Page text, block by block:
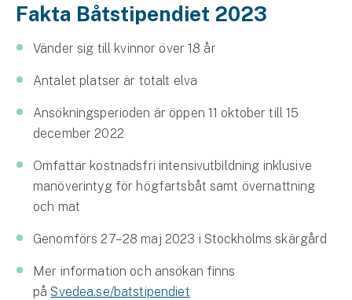
Fakta Båtstipendiet 2023
Vänder sig till kvinnor över 18 år
Antalet platser är totalt elva
Ansökningsperioden är öppen 11 oktober till 15
december 2022
Omfattar kostnadsfri intensivutbildning inklusive
manöverintyg för högfartsbåt samt övernattning
och mat
Genomförs 27–28 maj 2023 i Stockholms skärgård
Mer information och ansökan finns
påSvedea.se/batstipendiet